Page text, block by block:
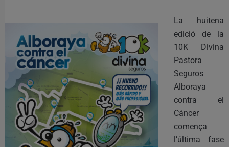
La huitena
edició de la
10K Divina
Pastora
Seguros
Alboraya
contra el
Cáncer
comença
l’última fase